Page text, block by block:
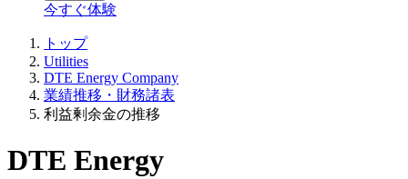
今すぐ体験
トップ
Utilities
DTE Energy Company
業績推移・財務諸表
利益剰余金の推移
DTE Energy